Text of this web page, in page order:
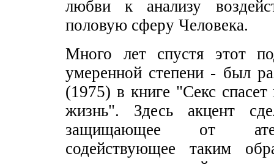
любви к анализу
половую сферу Человека.
Много лет спустя этот
умеренной степени - был
(1975) в книге "Секс
жизнь". Здесь акцент
защищающее от
содействующее таким